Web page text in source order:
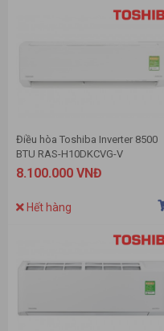
Điều hòa Toshiba Inverter 8500
BTU RAS-H10DKCVG-V
8.100.000 VNĐ
Hết hàng